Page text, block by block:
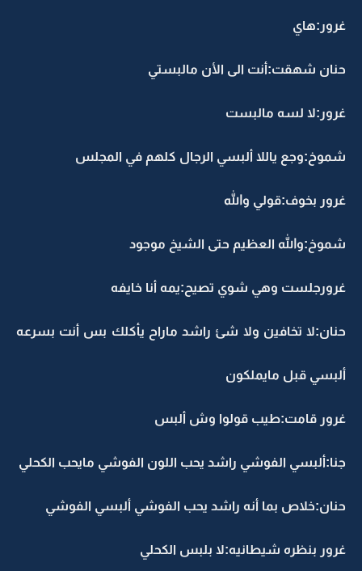
غرور:هاي
حنان شهقت:أنت الى الأن مالبستي
غرور:لا لسه مالبست
شموخ:وجع ياللا ألبسي الرجال كلهم في المجلس
غرور بخوف:قولي والله
شموخ:والله العظيم حتى الشيخ موجود
غرورجلست وهي شوي تصيح:يمه أنا خايفه
حنان:لا تخافين ولا شئ راشد ماراح يأكلك بس أنت بسرعه
ألبسي قبل مايملكون
غرور قامت:طيب قولوا وش ألبس
جنا:ألبسي الفوشي راشد يحب اللون الفوشي مايحب الكحلي
حنان:خلاص بما أنه راشد يحب الفوشي ألبسي الفوشي
غرور بنظره شيطانيه:لا بلبس الكحلي